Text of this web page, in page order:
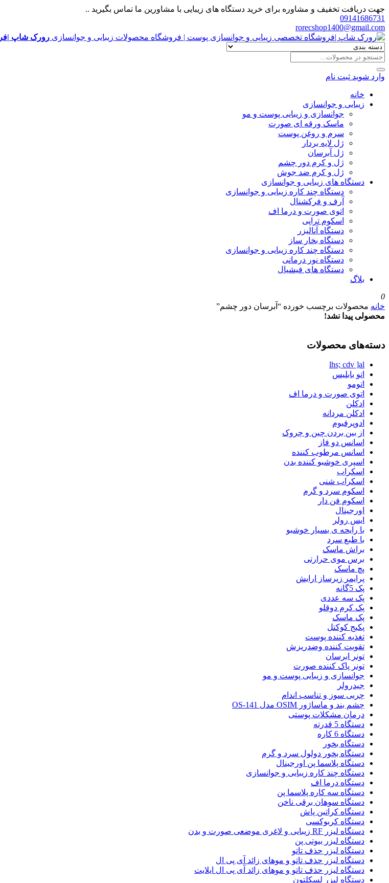
جهت دریافت تخفیف و مشاوره برای خرید دستگاه های زیبایی با مشاورین ما تماس بگیرید ..
09141686731
rorecshop1400@gmail.com
رورک شاپ
وارد شوید ثبت نام
خانه
زیبایی و جوانسازی
جوانسازی و زیبایی پوست و مو
ماسک ورقه ای صورت
سرم و روغن پوست
ژل لایه بردار
ژل آبرسان
ژل و کرم دور چشم
ژل و کرم ضد جوش
دستگاه های زیبایی و جوانسازی
دستگاه چند کاره زیبایی و جوانسازی
آرف و فرکشنال
اتوی صورت و درما اف
اسکوم تراپی
دستگاه آنالیزر
دستگاه بخار ساز
دستگاه چند کاره زیبایی و جوانسازی
دستگاه نور درمانی
دستگاه های فیشیال
بلاگ
0
خانه محصولات برچسب خورده “آبرسان دور چشم”
محصولی پیدا نشد!
دسته‌های محصولات
lhs; cdv ]al
اتو بابلیس
اتومو
اتوی صورت و درما اف
ادکلن
ادکلن مردانه
ادوپرفیوم
از بین بردن چین و چروک
اسانس دو فاز
اسانس مرطوب کننده
اسپری خوشبو کننده بدن
اسکراب
اسکراب شنی
اسکوم سرد و گرم
اسکوم فن دار
اورجینال
ایس رولر
با رایحه ی بسیار خوشبو
با طبع سرد
براش ماسک
برس موی حرارتی
پچ ماسک
پرایمر زیرساز ارایش
پک 5گانه
پک سه عددی
پک کرم دوقلو
پک ماسک
پکیج کوکتل
تغذیه کننده پوست
تقویت کننده وضدریزش
تونر ابرسان
تونر پاک کننده صورت
جوانسازی و زیبایی پوست و مو
جیدرولر
چربی سوز و تناسب اندام
چشم بند و ماساژور OSIM مدل OS-141
درمان مشکلات پوستی
دستگاه 5 قدرته
دستگاه 6 کاره
دستگاه بخور
دستگاه بخور دولول سرد و گرم
دستگاه پلاسما پن اورجینال
دستگاه چند کاره زیبایی و جوانسازی
دستگاه درما اف
دستگاه سه کاره پلاسما پن
دستگاه سوهان برقی ناخن
دستگاه کراتین پاش
دستگاه کربوکسی
دستگاه لیزر RF زیبایی و لاغری موضعی صورت و بدن
دستگاه لیزر بیوتی پن
دستگاه لیزر حذف تاتو
دستگاه لیزر حذف تاتو و موهای زائد آی پی ال
دستگاه لیزر حذف تاتو و موهای زائد آی پی ال ایلایت
دستگاه لیزر لسکلتون